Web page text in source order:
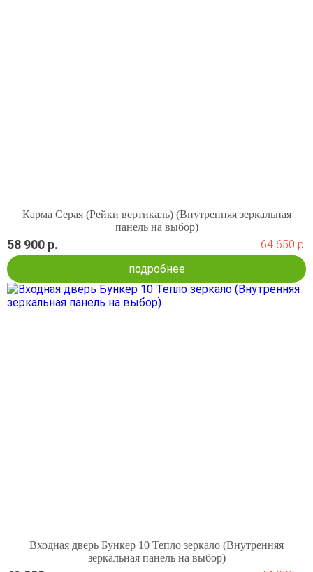
Карма Серая (Рейки вертикаль) (Внутренняя зеркальная
панель на выбор)
58 900 р.
64 650 р.
подробнее
Входная дверь Бункер 10 Тепло зеркало (Внутренняя
зеркальная панель на выбор)